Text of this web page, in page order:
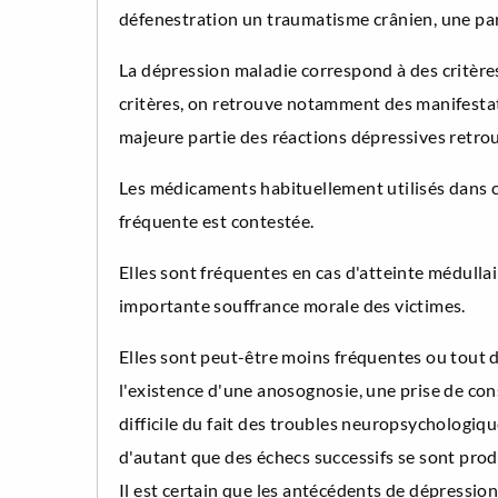
défenestration un traumatisme crânien, une
La dépression maladie correspond à des
critères, on retrouve notamment des
majeure partie des réactions dépressives
Les médicaments habituellement utilisés
fréquente est contestée.
Elles sont fréquentes en cas d'atteinte
importante souffrance morale des victimes.
Elles sont peut-être moins fréquentes ou tout
l'existence d'une anosognosie, une prise de
difficile du fait des troubles
d'autant que des échecs successifs se sont
Il est certain que les antécédents de